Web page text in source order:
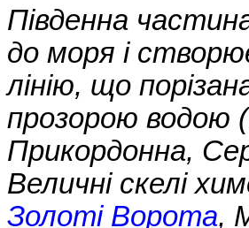
Південна
до моря і
лінію, що
прозорою водою
Прикордонна,
Величні скелі
Золоті Ворота,